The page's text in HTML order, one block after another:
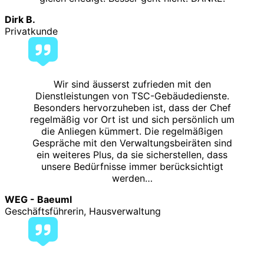
Dirk B.
Privatkunde
Wir sind äusserst zufrieden mit den
Dienstleistungen von TSC-Gebäudedienste.
Besonders hervorzuheben ist, dass der Chef
regelmäßig vor Ort ist und sich persönlich um
die Anliegen kümmert. Die regelmäßigen
Gespräche mit den Verwaltungsbeiräten sind
ein weiteres Plus, da sie sicherstellen, dass
unsere Bedürfnisse immer berücksichtigt
werden…
WEG - Baeuml
Geschäftsführerin, Hausverwaltung